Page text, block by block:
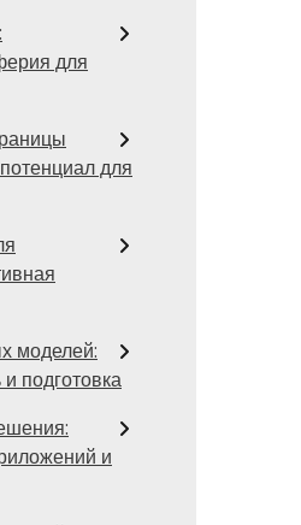
для
для
моделей:
подготовка
и